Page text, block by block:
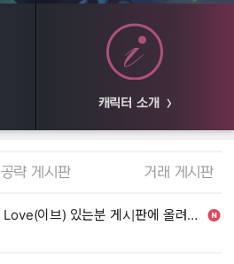
캐릭터 소개
공략 게시판 거래 게시판
커스텀 메이즈 Blind Love(이브) 있는분 게시판에 올려주세여. 제가 사겠